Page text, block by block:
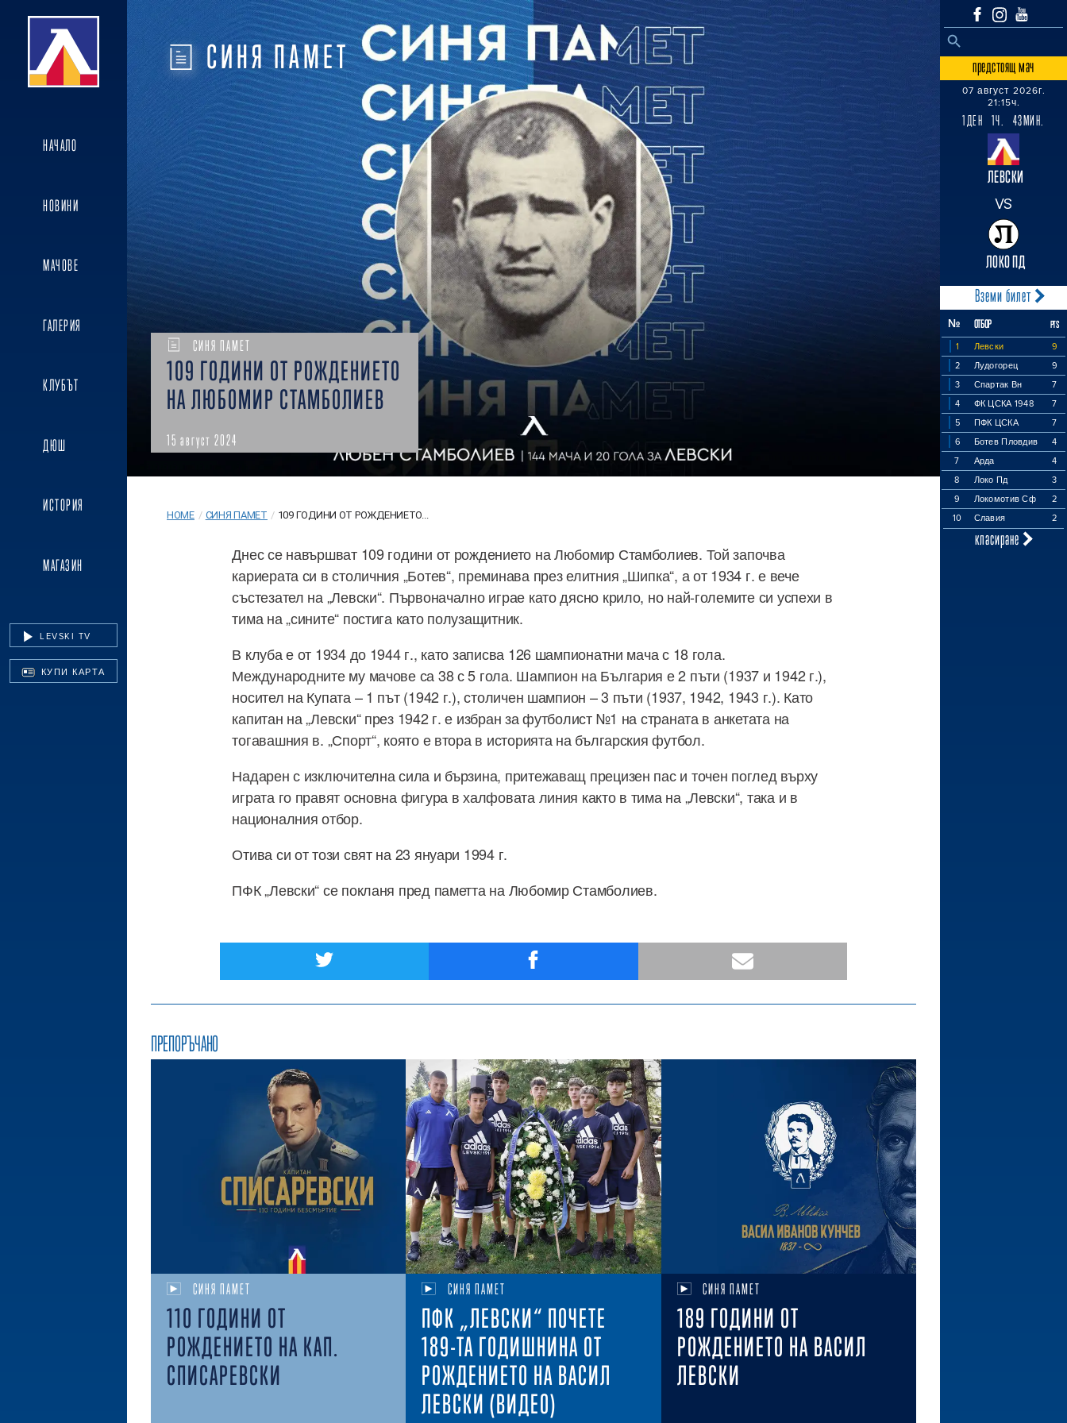
НАЧАЛО
НОВИНИ
МАЧОВЕ
ГАЛЕРИЯ
КЛУБЪТ
ДЮШ
ИСТОРИЯ
МАГАЗИН
LEVSKI TV
КУПИ КАРТА
Search
SEARCH BUTTON
предстоящ мач
07 август 2026г.
21:15ч.
1ДЕН 1Ч. 43МИН.
ЛЕВСКИ
VS
ЛОКО ПД
Вземи билет
№ ОТБОР PTS
1 Левски
9
2
Лудогорец
9
3
Спартак Вн
7
4
ФК ЦСКА 1948
7
5
ПФК ЦСКА
7
6
Ботев Пловдив
4
7
Арда
4
8
Локо Пд
3
9
Локомотив Сф
2
10
Славия 2
класиране
СИНЯ ПАМЕТ
СИНЯ ПАМЕТ
109 ГОДИНИ ОТ РОЖДЕНИЕТО
НА ЛЮБОМИР СТАМБОЛИЕВ
15 август 2024
HOME / СИНЯ ПАМЕТ / 109 ГОДИНИ ОТ РОЖДЕНИЕТО...
Днес се навършват 109 години от рождението на Любомир Стамболиев. Той започва
кариерата си в столичния „Ботев“, преминава през елитния „Шипка“, а от 1934 г. е вече
състезател на „Левски“. Първоначално играе като дясно крило, но най-големите си успехи в
тима на „сините“ постига като полузащитник.
В клуба е от 1934 до 1944 г., като записва 126 шампионатни мача с 18 гола.
Международните му мачове са 38 с 5 гола. Шампион на България е 2 пъти (1937 и 1942 г.),
носител на Купата – 1 път (1942 г.), столичен шампион – 3 пъти (1937, 1942, 1943 г.). Като
капитан на „Левски“ през 1942 г. е избран за футболист №1 на страната в анкетата на
тогавашния в. „Спорт“, която е втора в историята на българския футбол.
Надарен с изключителна сила и бързина, притежаващ прецизен пас и точен поглед върху
играта го правят основна фигура в халфовата линия както в тима на „Левски“, така и в
националния отбор.
Отива си от този свят на 23 януари 1994 г.
ПФК „Левски“ се покланя пред паметта на Любомир Стамболиев.
ПРЕПОРЪЧАНО
СИНЯ ПАМЕТ
110 ГОДИНИ ОТ
РОЖДЕНИЕТО НА КАП.
СПИСАРЕВСКИ
СИНЯ ПАМЕТ
ПФК „ЛЕВСКИ“ ПОЧЕТЕ
189-ТА ГОДИШНИНА ОТ
РОЖДЕНИЕТО НА ВАСИЛ
ЛЕВСКИ (ВИДЕО)
СИНЯ ПАМЕТ
189 ГОДИНИ ОТ
РОЖДЕНИЕТО НА ВАСИЛ
ЛЕВСКИ